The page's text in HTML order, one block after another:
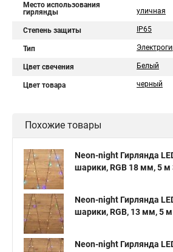
Место использования
гирлянды
уличная
Степень защиты IP65
Тип
Цвет свечения Белый
Цвет товара черный
Похожие товары
Neon-night Гирлянда
шарики, RGB 18 мм, 5 м
Neon-night Гирлянда
шарики, RGB, 13 мм, 5
Neon-night Гирлянда